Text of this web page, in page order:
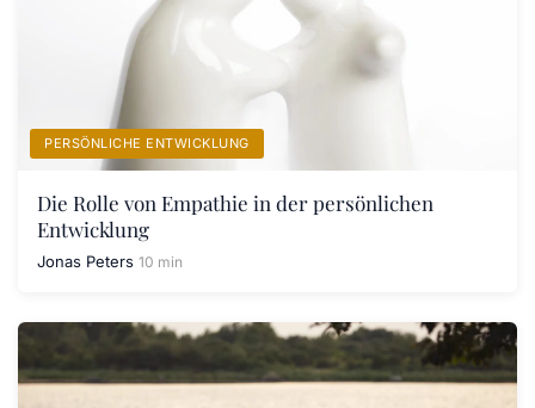
PERSÖNLICHE ENTWICKLUNG
Die Rolle von Empathie in der persönlichen
Entwicklung
Jonas Peters 10 min